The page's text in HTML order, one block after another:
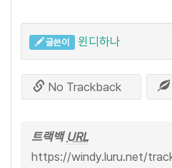
글쓴이 윈디하나
No Trackback
트랙백 URL
https://windy.luru.net/